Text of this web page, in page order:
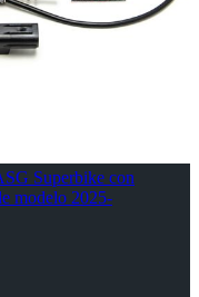
Superbike con
modelo 2025-